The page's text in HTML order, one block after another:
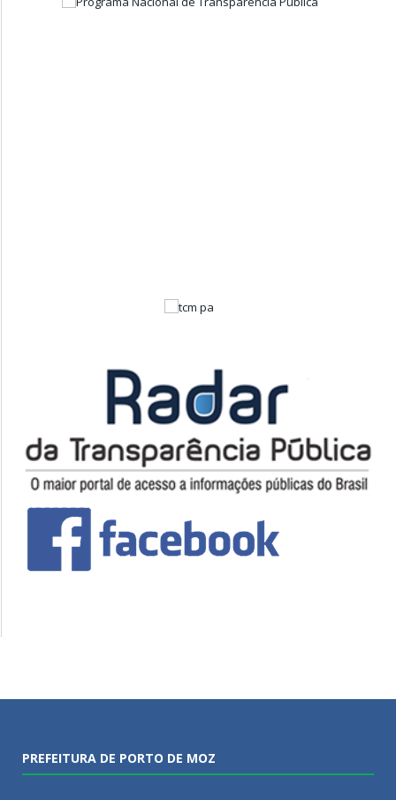
PREFEITURA DE PORTO DE MOZ